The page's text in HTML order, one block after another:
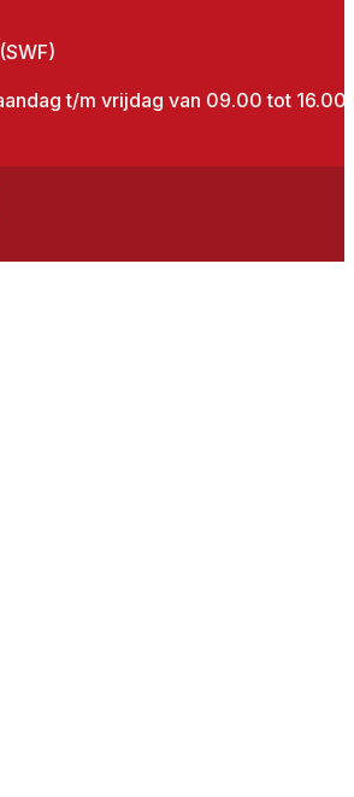
t/m vrijdag van 09.00 tot 16.00